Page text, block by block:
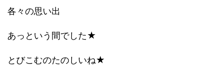
各々の思い出
あっという間でした★
とびこむのたのしいね★